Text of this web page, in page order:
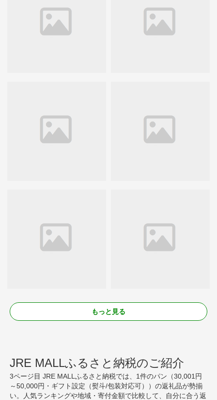
もっと見る
JRE MALLふるさと納税のご紹介
3ページ目 JRE MALLふるさと納税では、1件のパン（30,001円
～50,000円・ギフト設定（熨斗/包装対応可））の返礼品が勢揃
い。人気ランキングや地域・寄付金額で比較して、自分に合う返